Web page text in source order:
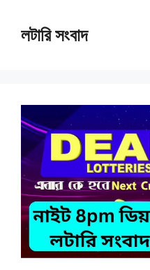
contentলটারি সংবাদ